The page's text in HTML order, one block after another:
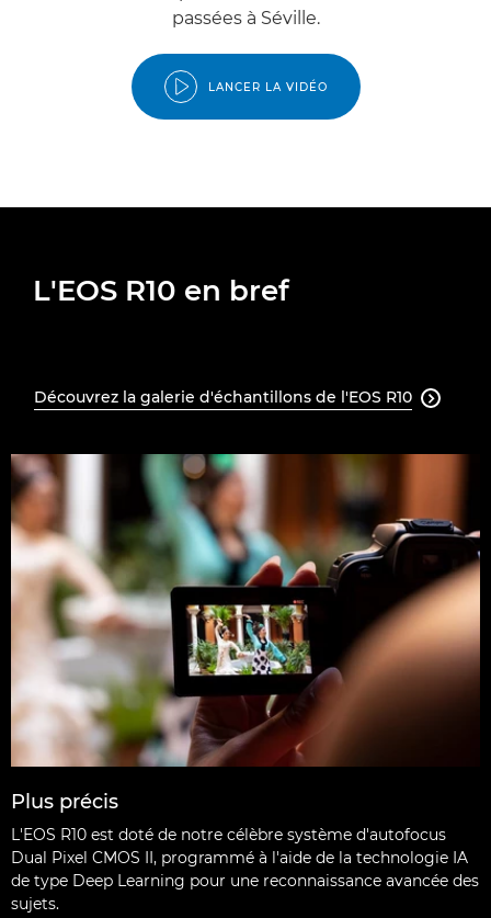
passées à Séville.
LANCER LA VIDÉO
L'EOS R10 en bref
Découvrez la galerie d'échantillons de l'EOS R10 
Plus précis
L'EOS R10 est doté de notre célèbre système d'autofocus
Dual Pixel CMOS II, programmé à l'aide de la technologie IA
de type Deep Learning pour une reconnaissance avancée des
sujets.